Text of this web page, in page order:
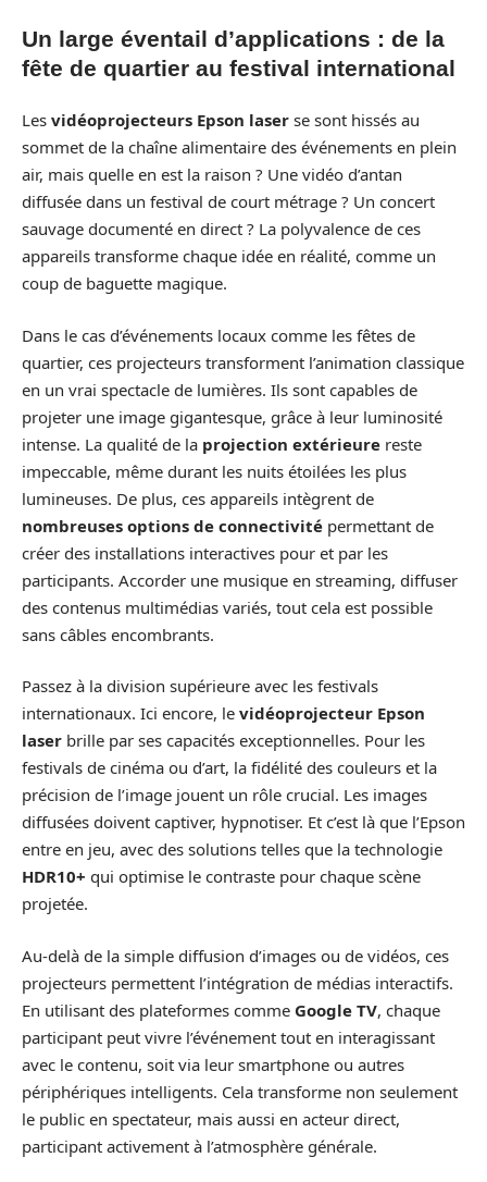
Un large éventail d’applications : de la
fête de quartier au festival international
Les vidéoprojecteurs Epson laser se sont hissés au
sommet de la chaîne alimentaire des événements en plein
air, mais quelle en est la raison ? Une vidéo d’antan
diffusée dans un festival de court métrage ? Un concert
sauvage documenté en direct ? La polyvalence de ces
appareils transforme chaque idée en réalité, comme un
coup de baguette magique.
Dans le cas d’événements locaux comme les fêtes de
quartier, ces projecteurs transforment l’animation classique
en un vrai spectacle de lumières. Ils sont capables de
projeter une image gigantesque, grâce à leur luminosité
intense. La qualité de la projection extérieure reste
impeccable, même durant les nuits étoilées les plus
lumineuses. De plus, ces appareils intègrent de
nombreuses options de connectivité permettant de
créer des installations interactives pour et par les
participants. Accorder une musique en streaming, diffuser
des contenus multimédias variés, tout cela est possible
sans câbles encombrants.
Passez à la division supérieure avec les festivals
internationaux. Ici encore, le vidéoprojecteur Epson
laser brille par ses capacités exceptionnelles. Pour les
festivals de cinéma ou d’art, la fidélité des couleurs et la
précision de l’image jouent un rôle crucial. Les images
diffusées doivent captiver, hypnotiser. Et c’est là que l’Epson
entre en jeu, avec des solutions telles que la technologie
HDR10+ qui optimise le contraste pour chaque scène
projetée.
Au-delà de la simple diffusion d’images ou de vidéos, ces
projecteurs permettent l’intégration de médias interactifs.
En utilisant des plateformes comme Google TV, chaque
participant peut vivre l’événement tout en interagissant
avec le contenu, soit via leur smartphone ou autres
périphériques intelligents. Cela transforme non seulement
le public en spectateur, mais aussi en acteur direct,
participant activement à l’atmosphère générale.